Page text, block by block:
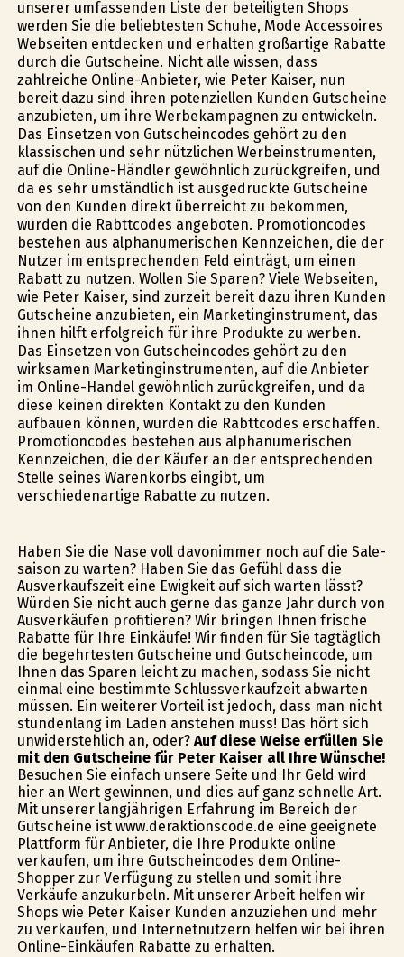
unserer umfassenden Liste der beteiligten Shops
werden Sie die beliebtesten Schuhe, Mode Accessoires
Webseiten entdecken und erhalten großartige Rabatte
durch die Gutscheine. Nicht alle wissen, dass
zahlreiche Online-Anbieter, wie Peter Kaiser, nun
bereit dazu sind ihren potenziellen Kunden Gutscheine
anzubieten, um ihre Werbekampagnen zu entwickeln.
Das Einsetzen von Gutscheincodes gehört zu den
klassischen und sehr nützlichen Werbeinstrumenten,
auf die Online-Händler gewöhnlich zurückgreifen, und
da es sehr umständlich ist ausgedruckte Gutscheine
von den Kunden direkt überreicht zu bekommen,
wurden die Rabttcodes angeboten. Promotioncodes
bestehen aus alphanumerischen Kennzeichen, die der
Nutzer im entsprechenden Feld einträgt, um einen
Rabatt zu nutzen. Wollen Sie Sparen? Viele Webseiten,
wie Peter Kaiser, sind zurzeit bereit dazu ihren Kunden
Gutscheine anzubieten, ein Marketinginstrument, das
ihnen hilft erfolgreich für ihre Produkte zu werben.
Das Einsetzen von Gutscheincodes gehört zu den
wirksamen Marketinginstrumenten, auf die Anbieter
im Online-Handel gewöhnlich zurückgreifen, und da
diese keinen direkten Kontakt zu den Kunden
aufbauen können, wurden die Rabttcodes erschaffen.
Promotioncodes bestehen aus alphanumerischen
Kennzeichen, die der Käufer an der entsprechenden
Stelle seines Warenkorbs eingibt, um
verschiedenartige Rabatte zu nutzen.
Haben Sie die Nase voll davonimmer noch auf die Sale-
saison zu warten? Haben Sie das Gefühl dass die
Ausverkaufszeit eine Ewigkeit auf sich warten lässt?
Würden Sie nicht auch gerne das ganze Jahr durch von
Ausverkäufen profitieren? Wir bringen Ihnen frische
Rabatte für Ihre Einkäufe! Wir finden für Sie tagtäglich
die begehrtesten Gutscheine und Gutscheincode, um
Ihnen das Sparen leicht zu machen, sodass Sie nicht
einmal eine bestimmte Schlussverkaufzeit abwarten
müssen. Ein weiterer Vorteil ist jedoch, dass man nicht
stundenlang im Laden anstehen muss! Das hört sich
unwiderstehlich an, oder? Auf diese Weise erfüllen Sie
mit den Gutscheine für Peter Kaiser all Ihre Wünsche!
Besuchen Sie einfach unsere Seite und Ihr Geld wird
hier an Wert gewinnen, und dies auf ganz schnelle Art.
Mit unserer langjährigen Erfahrung im Bereich der
Gutscheine ist www.deraktionscode.de eine geeignete
Plattform für Anbieter, die Ihre Produkte online
verkaufen, um ihre Gutscheincodes dem Online-
Shopper zur Verfügung zu stellen und somit ihre
Verkäufe anzukurbeln. Mit unserer Arbeit helfen wir
Shops wie Peter Kaiser Kunden anzuziehen und mehr
zu verkaufen, und Internetnutzern helfen wir bei ihren
Online-Einkäufen Rabatte zu erhalten.